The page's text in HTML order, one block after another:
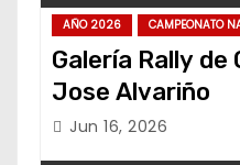
AÑO 2026 CAMPEONATO
Galería Rally de
Jose Alvariño
Jun 16, 2026